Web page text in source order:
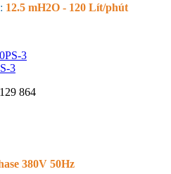
12.5 mH2O - 120 Lít/phút
3
864
380V 50Hz